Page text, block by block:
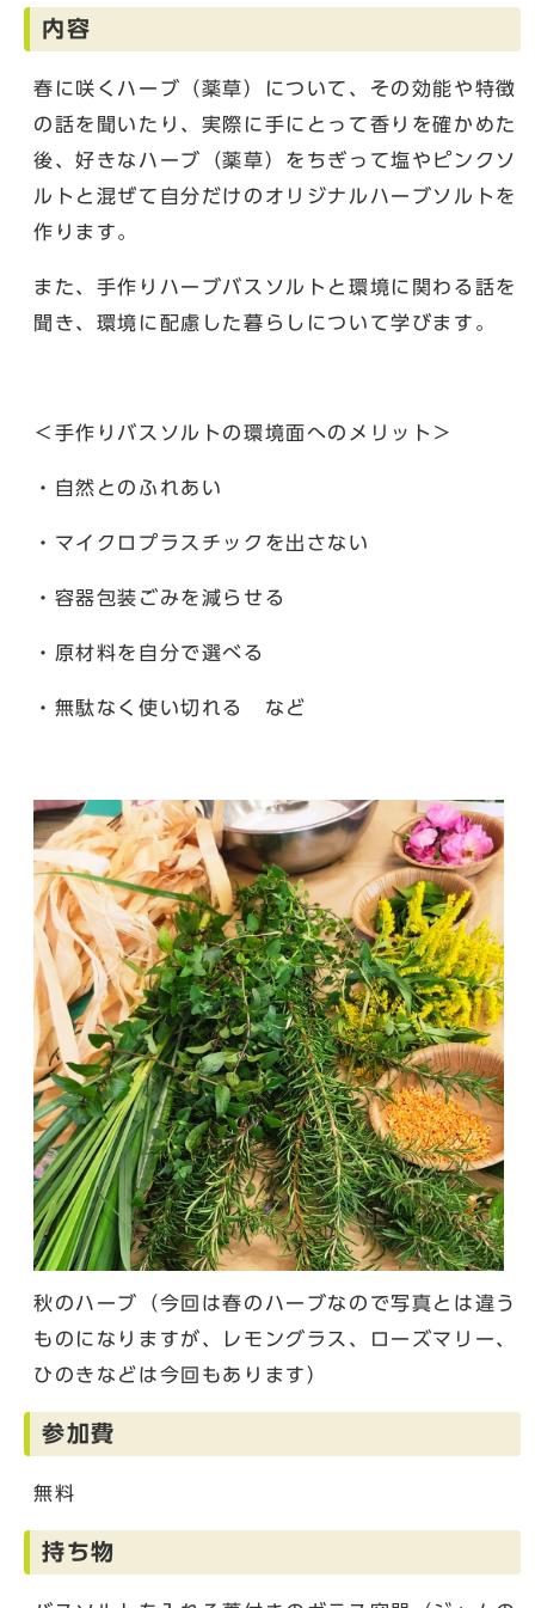
内容
春に咲くハーブ（薬草）について、その効能や特徴
の話を聞いたり、実際に手にとって香りを確かめた
後、好きなハーブ（薬草）をちぎって塩やピンクソ
ルトと混ぜて自分だけのオリジナルハーブソルトを
作ります。
また、手作りハーブバスソルトと環境に関わる話を
聞き、環境に配慮した暮らしについて学びます。
＜手作りバスソルトの環境面へのメリット＞
・自然とのふれあい
・マイクロプラスチックを出さない
・容器包装ごみを減らせる
・原材料を自分で選べる
・無駄なく使い切れる など
秋のハーブ（今回は春のハーブなので写真とは違う
ものになりますが、レモングラス、ローズマリー、
ひのきなどは今回もあります）
参加費
無料
持ち物